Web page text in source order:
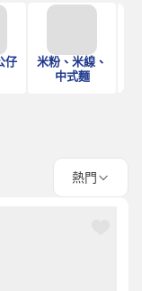
仔
米粉、米線、
中式麵
熱門